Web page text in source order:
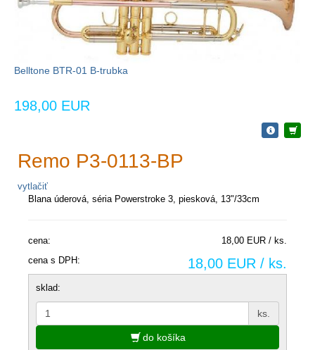
Belltone BTR-01 B-trubka
198,00 EUR
Remo P3-0113-BP
vytlačiť
Blana úderová, séria Powerstroke 3, piesková, 13"/33cm
cena:
18,00 EUR / ks.
cena s DPH:
18,00 EUR / ks.
sklad:
ks.
do košíka